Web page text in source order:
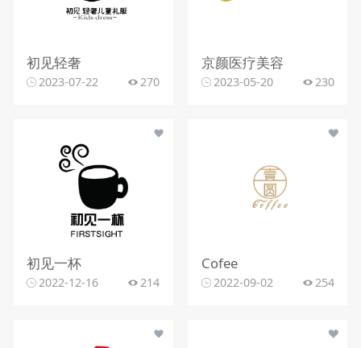
初见轻奢
2023-07-22 270
京颜医疗美容
2023-05-20 230
初见一杯
2022-12-16 214
Cofee
2022-09-02 254